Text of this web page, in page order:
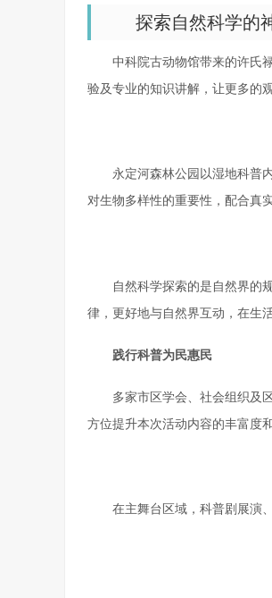
探索自然科学的
中科院古动物馆带来的许氏
验及专业的知识讲解，让更多的
永定河森林公园以湿地科普
对生物多样性的重要性，配合真
自然科学探索的是自然界的
律，更好地与自然界互动，在生
践行科普为民惠民
多家市区学会、社会组织及
方位提升本次活动内容的丰富度
在主舞台区域，科普剧展演